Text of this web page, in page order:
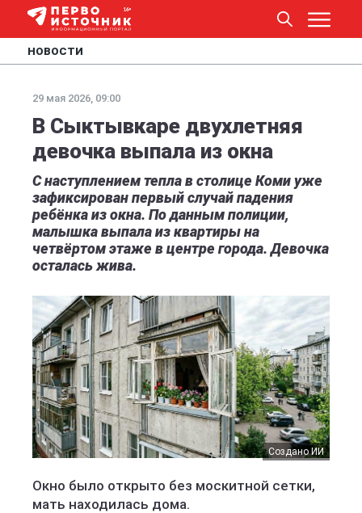
НОВОСТИ
29 мая 2026, 09:00
В Сыктывкаре двухлетняя
девочка выпала из окна
С наступлением тепла в столице Коми уже
зафиксирован первый случай падения
ребёнка из окна. По данным полиции,
малышка выпала из квартиры на
четвёртом этаже в центре города. Девочка
осталась жива.
Создано ИИ
Окно было открыто без москитной сетки,
мать находилась дома.